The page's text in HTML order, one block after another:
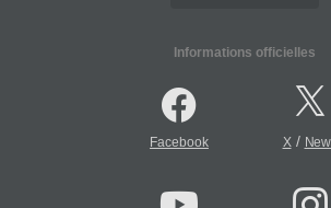
Informations officielles
Facebook X/